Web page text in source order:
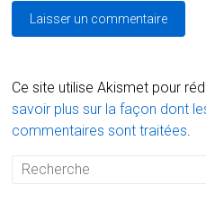
Ce site utilise Akismet pour
savoir plus sur la façon dont
commentaires sont traitées